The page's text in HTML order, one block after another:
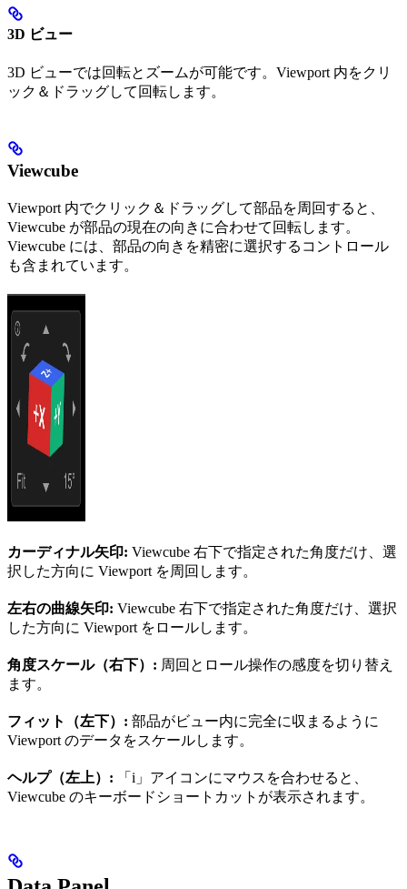
3D ビュー
3D ビューでは回転とズームが可能です。Viewport 内をクリ
ック＆ドラッグして回転します。
Viewcube
Viewport 内でクリック＆ドラッグして部品を周回すると、
Viewcube が部品の現在の向きに合わせて回転します。
Viewcube には、部品の向きを精密に選択するコントロール
も含まれています。
カーディナル矢印: Viewcube 右下で指定された角度だけ、選
択した方向に Viewport を周回します。
左右の曲線矢印: Viewcube 右下で指定された角度だけ、選択
した方向に Viewport をロールします。
角度スケール（右下）: 周回とロール操作の感度を切り替え
ます。
フィット（左下）: 部品がビュー内に完全に収まるように
Viewport のデータをスケールします。
ヘルプ（左上）: 「i」アイコンにマウスを合わせると、
Viewcube のキーボードショートカットが表示されます。